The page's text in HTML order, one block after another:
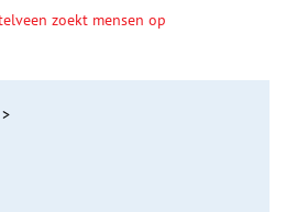
zoekt mensen op
>